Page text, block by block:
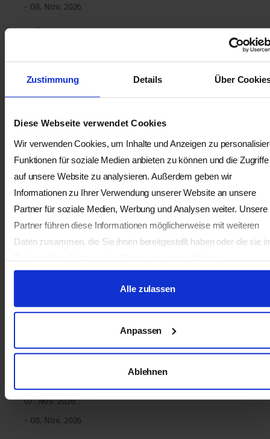
Zustimmung Details Über
Diese Webseite verwendet Cookies
Wir verwenden Cookies, um Inhalte und Anzeigen zu
Funktionen für soziale Medien anbieten zu können und die Zugriffe
auf unsere Website zu analysieren. Außerdem geben wir
Informationen zu Ihrer Verwendung unserer Website an unsere
Partner für soziale Medien, Werbung und Analysen weiter. Unsere
Partner führen diese Informationen möglicherweise mit weiteren
Daten zusammen, die Sie ihnen bereitgestellt haben oder die sie
Alle zulassen
Anpassen
Ablehnen
- 08. Nov. 2026
Mehr...
Sterben, Tod und LEBEN –
Betrachtung und Begleitung
der letzten Lebensphase
mitEva Ursula PELLIO
3 Tage
06. Nov. 2026
- 08. Nov. 2026
Journées d’introduction au
mitPablo DONZÉ
07. Nov. 2026
- 08. Nov. 2026